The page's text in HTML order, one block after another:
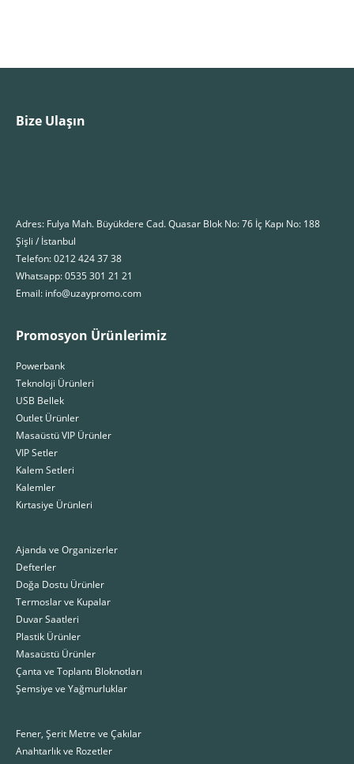
Bize Ulaşın
Adres: Fulya Mah. Büyükdere Cad. Quasar Blok No: 76 İç Kapı No: 188
Şişli / İstanbul
Telefon: 0212 424 37 38
Whatsapp: 0535 301 21 21
Email: info@uzaypromo.com
Promosyon Ürünlerimiz
Powerbank
Teknoloji Ürünleri
USB Bellek
Outlet Ürünler
Masaüstü VIP Ürünler
VIP Setler
Kalem Setleri
Kalemler
Kırtasiye Ürünleri
Ajanda ve Organizerler
Defterler
Doğa Dostu Ürünler
Termoslar ve Kupalar
Duvar Saatleri
Plastik Ürünler
Masaüstü Ürünler
Çanta ve Toplantı Bloknotları
Şemsiye ve Yağmurluklar
Fener, Şerit Metre ve Çakılar
Anahtarlık ve Rozetler